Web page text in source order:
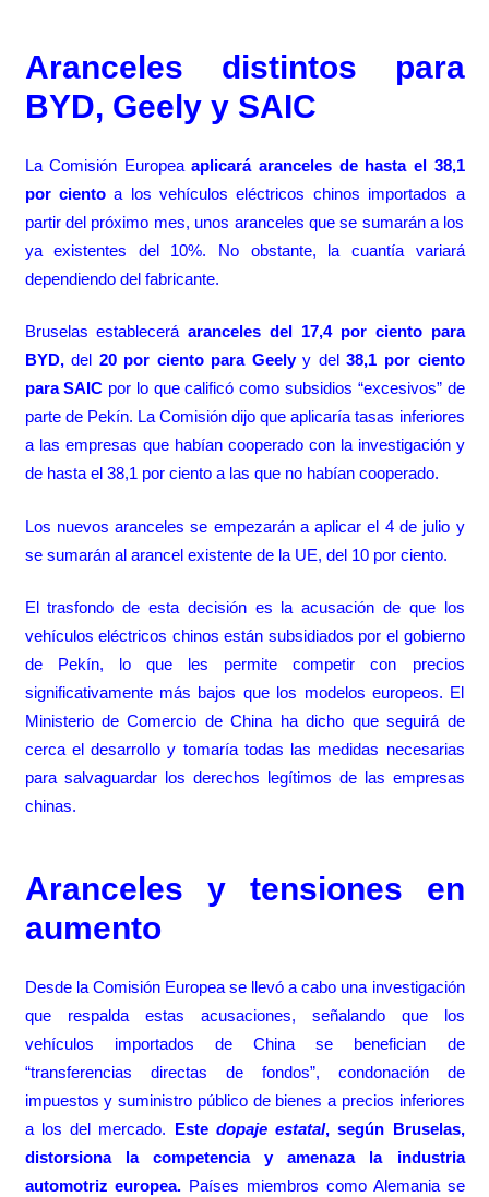
Aranceles distintos para
BYD, Geely y SAIC
La Comisión Europeaaplicará aranceles de hasta el 38,1
por cientoa los vehículos eléctricos chinos importados a
partir del próximo mes, unos aranceles que se sumarán a los
ya existentes del 10%. No obstante, la cuantía variará
dependiendo del fabricante.
Bruselas estableceráaranceles del 17,4 por ciento para
BYD,del 20 por ciento para Geelyy del38,1 por ciento
para SAIC por lo que calificó como subsidios “excesivos” de
parte de Pekín. La Comisión dijo que aplicaría tasas inferiores
a las empresas que habían cooperado con la investigación y
de hasta el 38,1 por ciento a las que no habían cooperado.
Los nuevos aranceles se empezarán a aplicar el 4 de julio y
se sumarán al arancel existente de la UE, del 10 por ciento.
El trasfondo de esta decisión es la acusación de que los
vehículos eléctricos chinos están subsidiados por el gobierno
de Pekín, lo que les permite competir con precios
significativamente más bajos que los modelos europeos. El
Ministerio de Comercio de China ha dicho que seguirá de
cerca el desarrollo y tomaría todas las medidas necesarias
para salvaguardar los derechos legítimos de las empresas
chinas.
Aranceles y tensiones en
aumento
Desde la Comisión Europea se llevó a cabo una investigación
que respalda estas acusaciones, señalando que los
vehículos importados de China se benefician de
“transferencias directas de fondos”, condonación de
impuestos y suministro público de bienes a precios inferiores
a los del mercado. Este dopaje estatal, según Bruselas,
distorsiona la competencia y amenaza la industria
automotriz europea. Países miembros como Alemania se